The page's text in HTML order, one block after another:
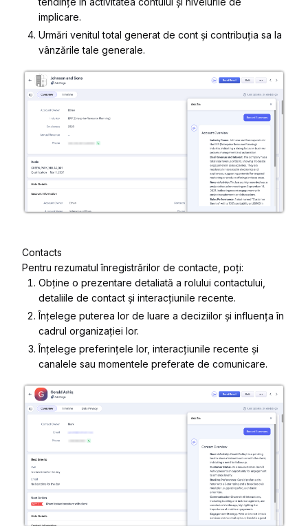
implicare.
Urmări venitul total generat de cont și contribuția sa la
vânzările tale generale.
Contacts
Pentru rezumatul înregistrărilor de contacte, poți:
Obține o prezentare detaliată a rolului contactului,
detaliile de contact și interacțiunile recente.
Înțelege puterea lor de luare a deciziilor și influența în
cadrul organizației lor.
Înțelege preferințele lor, interacțiunile recente și
canalele sau momentele preferate de comunicare.